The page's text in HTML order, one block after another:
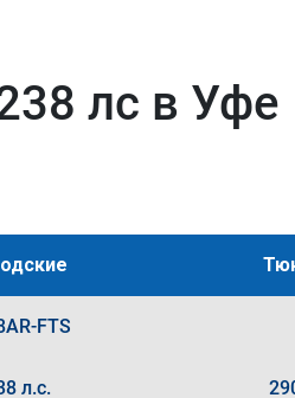
лс в Уфе
FTS
л.с.